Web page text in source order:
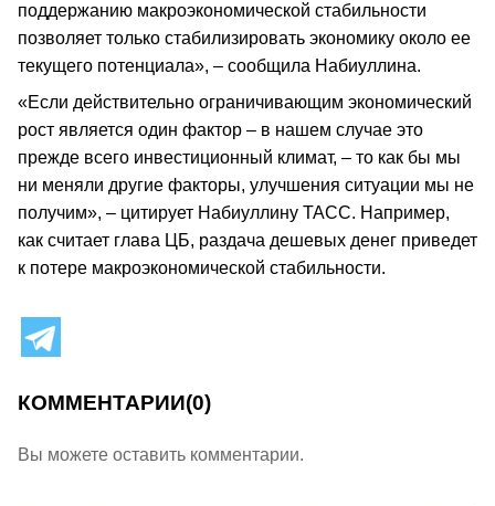
поддержанию макроэкономической стабильности
позволяет только стабилизировать экономику около ее
текущего потенциала», – сообщила Набиуллина.
«Если действительно ограничивающим экономический
рост является один фактор – в нашем случае это
прежде всего инвестиционный климат, – то как бы мы
ни меняли другие факторы, улучшения ситуации мы не
получим», – цитирует Набиуллину ТАСС. Например,
как считает глава ЦБ, раздача дешевых денег приведет
к потере макроэкономической стабильности.
КОММЕНТАРИИ(0)
Вы можете оставить комментарии.